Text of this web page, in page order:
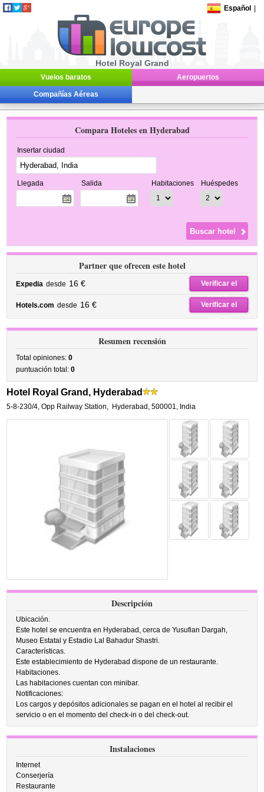
Español
Hotel Royal Grand
Vuelos baratos Aeropuertos
Compañías Aéreas
Compara Hoteles en Hyderabad
Insertar ciudad
Llegada Salida Habitaciones Huéspedes
Partner que ofrecen este hotel
Expedia desde 16 €
Verificar el
precio
Hotels.com desde 16 €
Verificar el
precio
Resumen recensión
Total opiniones:0
puntuación total:0
Hotel Royal Grand, Hyderabad
5-8-230/4, Opp Railway Station, Hyderabad ,500001, India
Descripción
Ubicación.
Este hotel se encuentra en Hyderabad, cerca de Yusufian Dargah,
Museo Estatal y Estadio Lal Bahadur Shastri.
Características.
Este establecimiento de Hyderabad dispone de un restaurante.
Habitaciones.
Las habitaciones cuentan con minibar.
Notificaciones:
Los cargos y depósitos adicionales se pagan en el hotel al recibir el
servicio o en el momento del check-in o del check-out.
Instalaciones
Internet
Conserjería
Restaurante